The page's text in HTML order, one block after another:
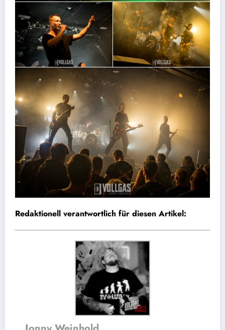
Redaktionell verantwortlich für diesen Artikel: